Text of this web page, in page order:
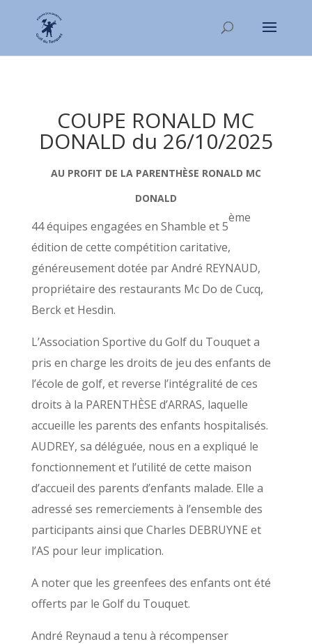
COUPE RONALD MC
DONALD du 26/10/2025
AU PROFIT DE LA PARENTHÈSE RONALD MC
DONALD
44 équipes engagées en Shamble et 5
ème
édition de cette compétition caritative,
généreusement dotée par André REYNAUD,
propriétaire des restaurants Mc Do de Cucq,
Berck et Hesdin.
L’Association Sportive du Golf du Touquet a
pris en charge les droits de jeu des enfants de
l’école de golf, et reverse l’intégralité de ces
droits à la PARENTHÈSE d’ARRAS, laquelle
accueille les parents des enfants hospitalisés.
AUDREY, sa déléguée, nous en a expliqué le
fonctionnement et l’utilité de cette maison
d’accueil des parents d’enfants malade. Elle a
adressé ses remerciements à l’ensemble des
participants ainsi que Charles DEBRUYNE et
l’AS pour leur implication.
A noter que les greenfees des enfants ont été
offerts par le Golf du Touquet.
André Reynaud a tenu à récompenser